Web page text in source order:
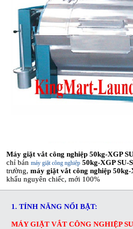
Máy giặt vắt công nghiệp 50kg-XGP
chỉ bánmáy giặt công nghiệp 50kg-XGP SU-
trường,máy giặt vắt công nghiệp 50kg-
khẩu nguyên chiếc, mới 100%
1. TÍNH NĂNG NỔI BẬT:
MÁY GIẶT VẮT CÔNG NGHIỆP